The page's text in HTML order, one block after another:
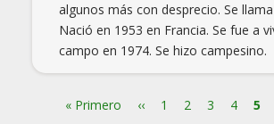
algunos más con desprecio. Se
Nació en 1953 en Francia. Se fue a
campo en 1974. Se hizo campesino.
Paginación
Primera
« Primero
Página
‹‹ Page
1 Page
2 Page
3 Page
4 5